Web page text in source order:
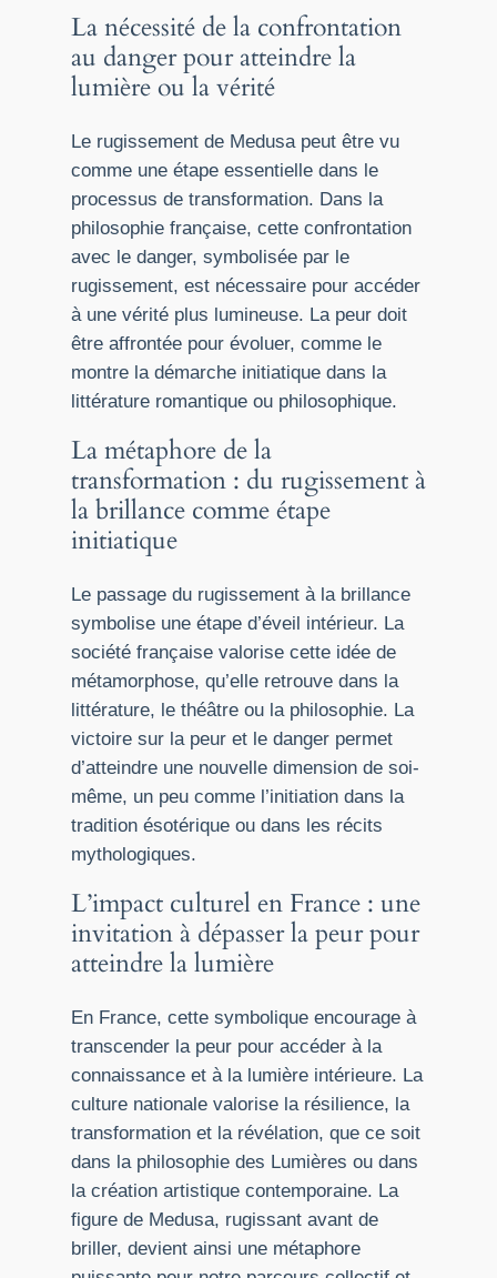
La nécessité de la confrontation
au danger pour atteindre la
lumière ou la vérité
Le rugissement de Medusa peut être vu
comme une étape essentielle dans le
processus de transformation. Dans la
philosophie française, cette confrontation
avec le danger, symbolisée par le
rugissement, est nécessaire pour accéder
à une vérité plus lumineuse. La peur doit
être affrontée pour évoluer, comme le
montre la démarche initiatique dans la
littérature romantique ou philosophique.
La métaphore de la
transformation : du rugissement à
la brillance comme étape
initiatique
Le passage du rugissement à la brillance
symbolise une étape d’éveil intérieur. La
société française valorise cette idée de
métamorphose, qu’elle retrouve dans la
littérature, le théâtre ou la philosophie. La
victoire sur la peur et le danger permet
d’atteindre une nouvelle dimension de soi-
même, un peu comme l’initiation dans la
tradition ésotérique ou dans les récits
mythologiques.
L’impact culturel en France : une
invitation à dépasser la peur pour
atteindre la lumière
En France, cette symbolique encourage à
transcender la peur pour accéder à la
connaissance et à la lumière intérieure. La
culture nationale valorise la résilience, la
transformation et la révélation, que ce soit
dans la philosophie des Lumières ou dans
la création artistique contemporaine. La
figure de Medusa, rugissant avant de
briller, devient ainsi une métaphore